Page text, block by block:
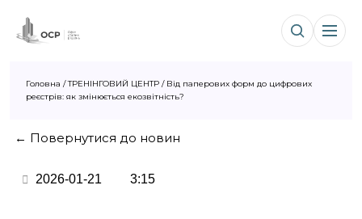
Головна /ТРЕНІНГОВИЙ ЦЕНТР / Від паперових форм до цифрових
реєстрів: як змінюється екозвітність?
← Повернутися до новин
2026-01-21 3:15